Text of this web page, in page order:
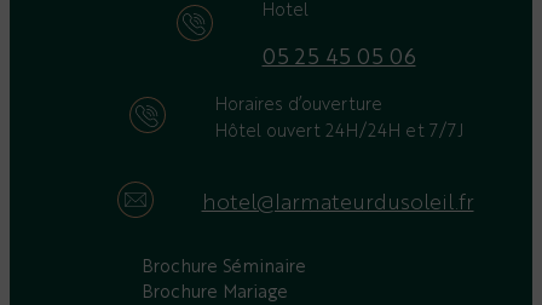
Hotel
05 25 45 05 06
Horaires d’ouverture
Hôtel ouvert 24H/24H et 7/7J
hotel@larmateurdusoleil.fr
Brochure Séminaire
Brochure Mariage